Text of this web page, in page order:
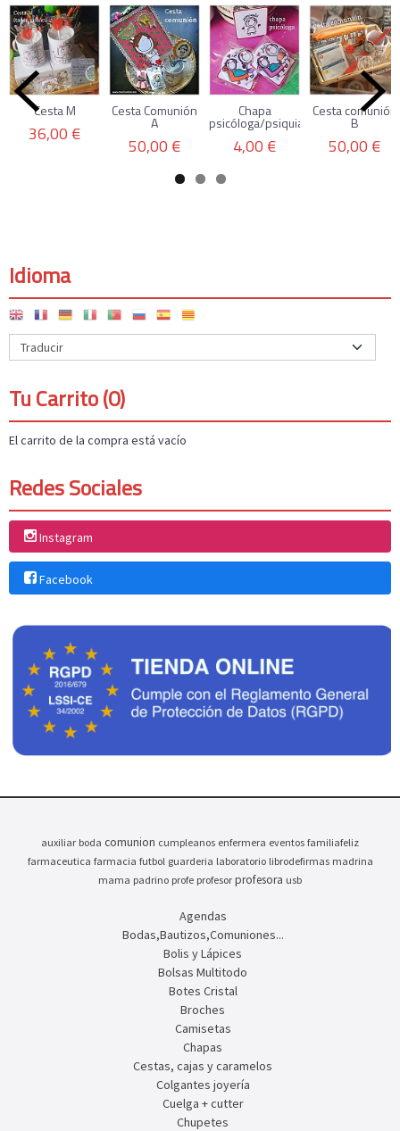
Idioma
Tu Carrito (0)
El carrito de la compra está vacío
Redes Sociales
Instagram
Facebook
Cesta M
36,00 €
Cesta Comunión
A
50,00 €
Chapa
psicóloga/psiquiatra
4,00 €
Cesta comunión
B
50,00 €
auxiliar boda comunion cumpleanos enfermera eventos familiafeliz
farmaceutica farmacia futbol guarderia laboratorio librodefirmas madrina
mama padrino profe profesor profesora usb
Agendas
Bodas,Bautizos,Comuniones...
Bolis y Lápices
Bolsas Multitodo
Botes Cristal
Broches
Camisetas
Chapas
Cestas, cajas y caramelos
Colgantes joyería
Cuelga + cutter
Chupetes